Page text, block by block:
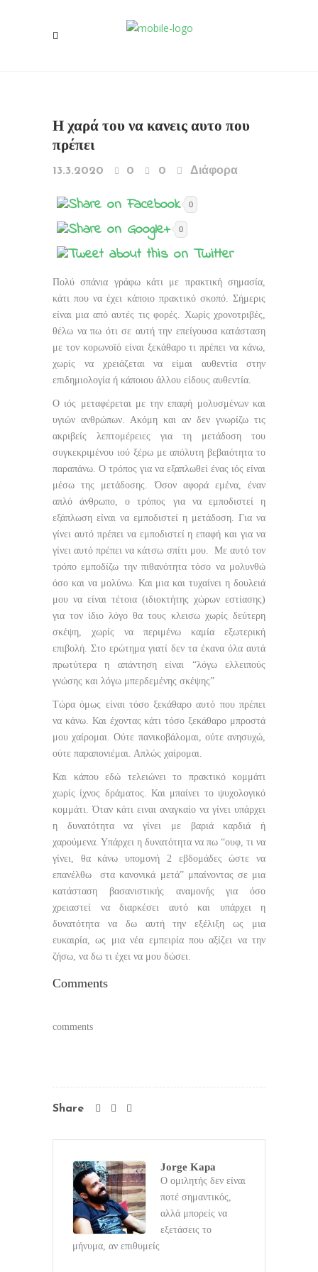
Η χαρά του να κανεις αυτο που
πρέπει
13.3.2020 0 0 Διάφορα
0
0
Πολύ σπάνια γράφω κάτι με πρακτική σημασία,
κάτι που να έχει κάποιο πρακτικό σκοπό. Σήμερις
είναι μια από αυτές τις φορές. Χωρίς χρονοτριβές,
θέλω να πω ότι σε αυτή την επείγουσα κατάσταση
με τον κορωνοϊό είναι ξεκάθαρο τι πρέπει να κάνω,
χωρίς να χρειάζεται να είμαι αυθεντία στην
επιδημιολογία ή κάποιου άλλου είδους αυθεντία.
Ο ιός μεταφέρεται με την επαφή μολυσμένων και
υγιών ανθρώπων. Ακόμη και αν δεν γνωρίζω τις
ακριβείς λεπτομέρειες για τη μετάδοση του
συγκεκριμένου ιού ξέρω με απόλυτη βεβαιότητα το
παραπάνω. Ο τρόπος για να εξαπλωθεί ένας ιός είναι
μέσω της μετάδοσης. Όσον αφορά εμένα, έναν
απλό άνθρωπο, ο τρόπος για να εμποδιστεί η
εξάπλωση είναι να εμποδιστεί η μετάδοση. Για να
γίνει αυτό πρέπει να εμποδιστεί η επαφή και για να
γίνει αυτό πρέπει να κάτσω σπίτι μου. Με αυτό τον
τρόπο εμποδίζω την πιθανότητα τόσο να μολυνθώ
όσο και να μολύνω. Και μια και τυχαίνει η δουλειά
μου να είναι τέτοια (ιδιοκτήτης χώρων εστίασης)
για τον ίδιο λόγο θα τους κλεισω χωρίς δεύτερη
σκέψη, χωρίς να περιμένω καμία εξωτερική
επιβολή. Στο ερώτημα γιατί δεν τα έκανα όλα αυτά
πρωτύτερα η απάντηση είναι “λόγω ελλειπούς
γνώσης και λόγω μπερδεμένης σκέψης”
Τώρα όμως είναι τόσο ξεκάθαρο αυτό που πρέπει
να κάνω. Και έχοντας κάτι τόσο ξεκάθαρο μπροστά
μου χαίρομαι. Ούτε πανικοβάλομαι, ούτε ανησυχώ,
ούτε παραπονιέμαι. Απλώς χαίρομαι.
Και κάπου εδώ τελειώνει το πρακτικό κομμάτι
χωρίς ίχνος δράματος. Και μπαίνει το ψυχολογικό
κομμάτι. Όταν κάτι ειναι αναγκαίο να γίνει υπάρχει
η δυνατότητα να γίνει με βαριά καρδιά ή
χαρούμενα. Υπάρχει η δυνατότητα να πω “ουφ, τι να
γίνει, θα κάνω υπομονή 2 εβδομάδες ώστε να
επανέλθω στα κανονικά μετά” μπαίνοντας σε μια
κατάσταση βασανιστικής αναμονής για όσο
χρειαστεί να διαρκέσει αυτό και υπάρχει η
δυνατότητα να δω αυτή την εξέλιξη ως μια
ευκαιρία, ως μια νέα εμπειρία που αξίζει να την
ζήσω, να δω τι έχει να μου δώσει.
Comments
comments
Share
Jorge Kapa
Ο ομιλητής δεν είναι
ποτέ σημαντικός,
αλλά μπορείς να
εξετάσεις το
μήνυμα, αν επιθυμείς